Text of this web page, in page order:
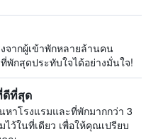
จากผู้เข้าพักหลายล้านคน
พักสุดประทับใจได้อย่างมั่นใจ!
ดีที่สุด
หาโรงแรมและที่พักมากกว่า 3
ว้ในที่เดียว เพื่อให้คุณเปรียบ